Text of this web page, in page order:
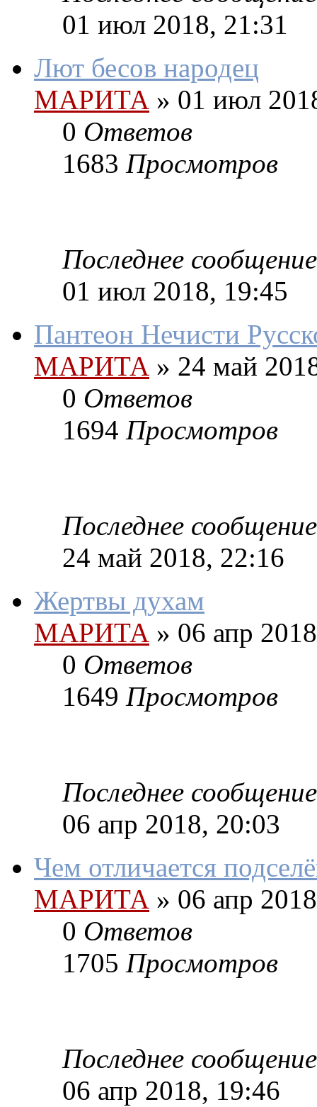
01 июл 2018, 21:31
Лют бесов народец
МАРИТА » 01 июл
0 Ответов
1683 Просмотров
Последнее сообщение
01 июл 2018, 19:45
Пантеон Нечисти
МАРИТА » 24 май
0 Ответов
1694 Просмотров
Последнее сообщение
24 май 2018, 22:16
Жертвы духам
МАРИТА » 06 апр
0 Ответов
1649 Просмотров
Последнее сообщение
06 апр 2018, 20:03
Чем отличается
МАРИТА » 06 апр
0 Ответов
1705 Просмотров
Последнее сообщение
06 апр 2018, 19:46